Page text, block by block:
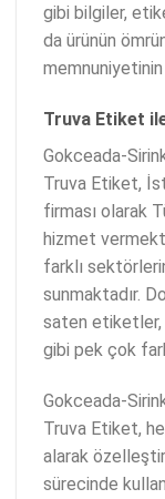
gibi bilgiler,
da ürünün
Truva Etiket
Gokceada-
Truva Etiket,
firması olarak
hizmet
farklı
sunmaktadır.
saten etiketler,
gibi pek çok
Gokceada-
Truva Etiket,
alarak
sürecinde